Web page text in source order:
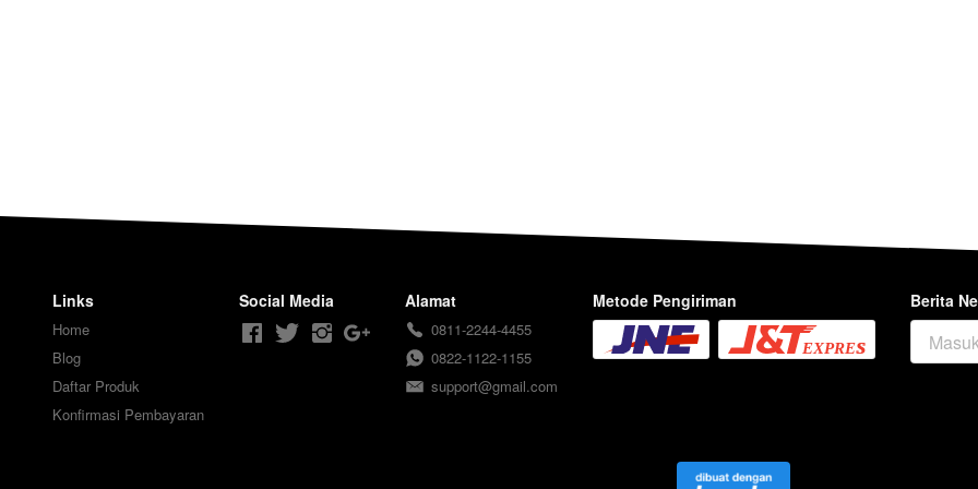
Links
Home
Blog
Daftar Produk
Konfirmasi Pembayaran
Social Media Alamat
0811-2244-4455
0822-1122-1155
support@gmail.com
Metode Pengiriman
Berita